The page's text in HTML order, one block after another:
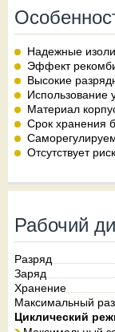
Надежные
Эффект
Высокие
Использование
Материал
Срок хранения
Отсутствует
Рабочий
Разряд
Заряд
Хранение
Максимальный
Циклический